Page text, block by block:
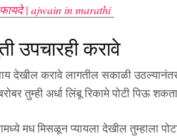
| ajwain in marathi
उपचारही करावे
देखील करावे लागतील सकाळी
तुम्ही अर्धा लिंबू रिकामे पोटी पिऊ
मध मिसळून प्यायला देखील तुम्हाला